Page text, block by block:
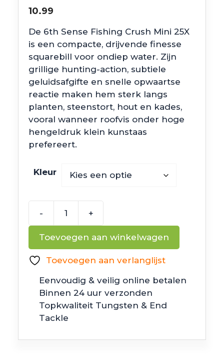
10.99
De 6th Sense Fishing Crush Mini 25X
is een compacte, drijvende finesse
squarebill voor ondiep water. Zijn
grillige hunting-action, subtiele
geluidsafgifte en snelle opwaartse
reactie maken hem sterk langs
planten, steenstort, hout en kades,
vooral wanneer roofvis onder hoge
hengeldruk klein kunstaas
prefereert.
Kleur
-
Fishing
25X
aantal
+
Toevoegen aan winkelwagen
Toevoegen aan verlanglijst
Eenvoudig & veilig online betalen
Binnen 24 uur verzonden
Topkwaliteit Tungsten & End
Tackle